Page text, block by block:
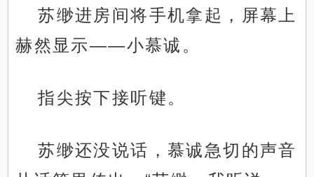
苏缈进房间将手机拿起，屏幕上
赫然显示——小慕诚。
指尖按下接听键。
苏缈还没说话，慕诚急切的声音